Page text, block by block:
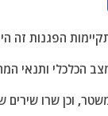
c
e
b
הפגנות זה
הכלכלי ותנאי
וכן שרו